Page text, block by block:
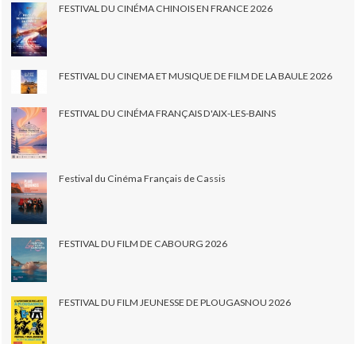
FESTIVAL DU CINÉMA CHINOIS EN FRANCE 2026
FESTIVAL DU CINEMA ET MUSIQUE DE FILM DE LA BAULE 2026
FESTIVAL DU CINÉMA FRANÇAIS D'AIX-LES-BAINS
Festival du Cinéma Français de Cassis
FESTIVAL DU FILM DE CABOURG 2026
FESTIVAL DU FILM JEUNESSE DE PLOUGASNOU 2026